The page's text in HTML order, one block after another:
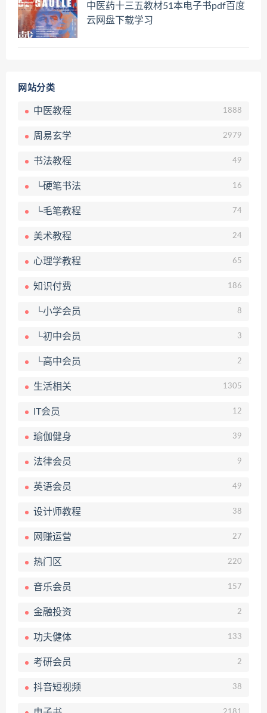
中医药十三五教材51本电子书pdf百度
云网盘下载学习
网站分类
中医教程 1888
周易玄学 2979
书法教程 49
└硬笔书法 16
└毛笔教程 74
美术教程 24
心理学教程 65
知识付费 186
└小学会员 8
└初中会员 3
└高中会员 2
生活相关 1305
IT会员 12
瑜伽健身 39
法律会员 9
英语会员 49
设计师教程 38
网赚运营 27
热门区 220
音乐会员 157
金融投资 2
功夫健体 133
考研会员 2
抖音短视频 38